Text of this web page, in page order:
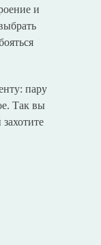
и
пару
Так вы